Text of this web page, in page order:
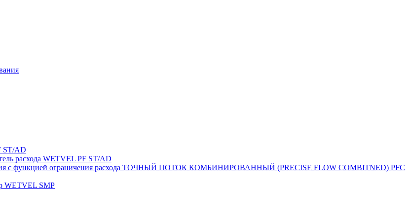
ST/AD
расхода WETVEL PF ST/AD
с функцией ограничения расхода ТОЧНЫЙ ПОТОК КОМБИНИРОВАННЫЙ (PRECISE FLOW COMBIТNED) PFC
WETVEL SMP